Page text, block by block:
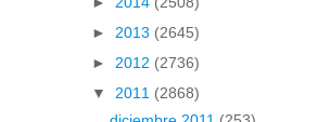
► 2013 (2645)
► 2012 (2736)
▼ 2011 (2868)